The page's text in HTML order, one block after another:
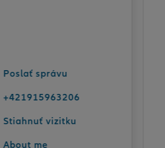
Poslať správu
+421915963206
Stiahnuť vizitku
About me